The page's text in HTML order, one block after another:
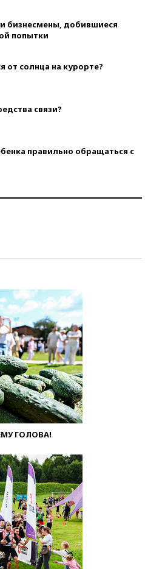
бизнесмены, добившиеся
попытки
от солнца на курорте?
связи?
правильно обращаться с
ГОЛОВА!